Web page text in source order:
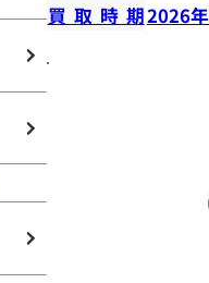
買取時期2026